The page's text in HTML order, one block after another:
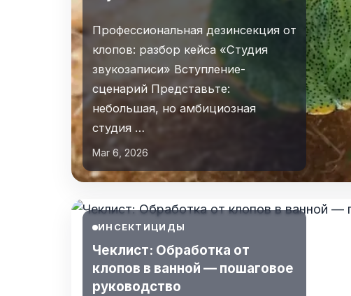
Профессиональная дезинсекция от
клопов: разбор кейса «Студия
звукозаписи» Вступление-
сценарий Представьте:
небольшая, но амбициозная
студия …
Mar 6, 2026
ИНСЕКТИЦИДЫ
Чеклист: Обработка от
клопов в ванной — пошаговое
руководство